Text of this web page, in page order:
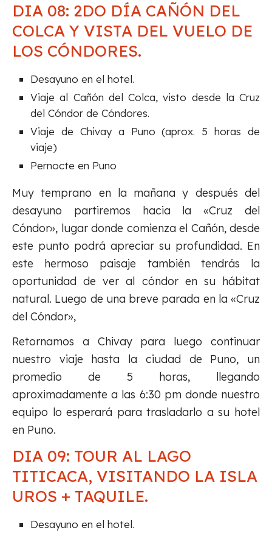
DIA 08: 2DO DÍA CAÑÓN DEL
COLCA Y VISTA DEL VUELO DE
LOS CÓNDORES.
Desayuno en el hotel.
Viaje al Cañón del Colca, visto desde la Cruz
del Cóndor de Cóndores.
Viaje de Chivay a Puno (aprox. 5 horas de
viaje)
Pernocte en Puno
Muy temprano en la mañana y después del
desayuno partiremos hacia la «Cruz del
Cóndor», lugar donde comienza el Cañón, desde
este punto podrá apreciar su profundidad. En
este hermoso paisaje también tendrás la
oportunidad de ver al cóndor en su hábitat
natural. Luego de una breve parada en la «Cruz
del Cóndor»,
Retornamos a Chivay para luego continuar
nuestro viaje hasta la ciudad de Puno, un
promedio de 5 horas, llegando
aproximadamente a las 6:30 pm donde nuestro
equipo lo esperará para trasladarlo a su hotel
en Puno.
DIA 09: TOUR AL LAGO
TITICACA, VISITANDO LA ISLA
UROS + TAQUILE.
Desayuno en el hotel.